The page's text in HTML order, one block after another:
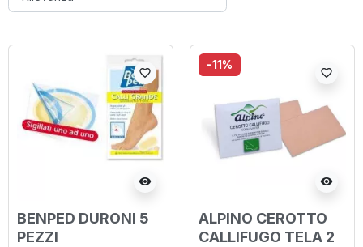
visibility
favorite_border
BENPED DURONI 5
PEZZI
-11%
visibility
favorite_border
ALPINO CEROTTO
CALLIFUGO TELA 2